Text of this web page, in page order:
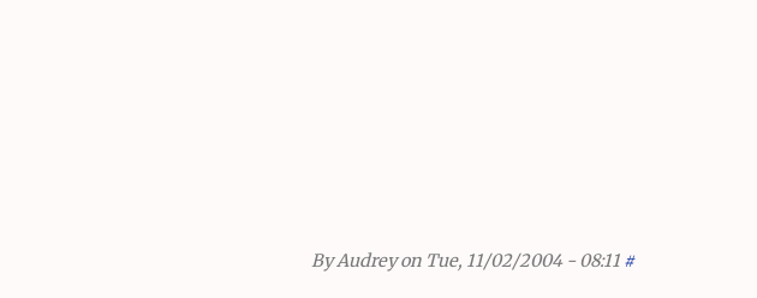
ByAudreyon Tue, 11/02/2004 - 08:11 #